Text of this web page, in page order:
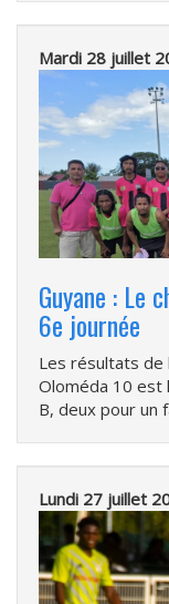
Mardi 28 juillet
Guyane : Le
6e journée
Les résultats de
Oloméda 10 est
B, deux pour un
Lundi 27 juillet